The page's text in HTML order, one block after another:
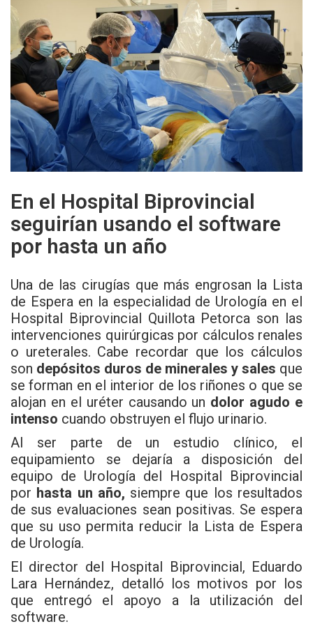
En el Hospital Biprovincial
seguirían usando el software
por hasta un año
Una de las cirugías que más engrosan la Lista
de Espera en la especialidad de Urología en el
Hospital Biprovincial Quillota Petorca son las
intervenciones quirúrgicas por cálculos renales
o ureterales. Cabe recordar que los cálculos
son depósitos duros de minerales y sales que
se forman en el interior de los riñones o que se
alojan en el uréter causando un dolor agudo e
intenso cuando obstruyen el flujo urinario.
Al ser parte de un estudio clínico, el
equipamiento se dejaría a disposición del
equipo de Urología del Hospital Biprovincial
por hasta un año, siempre que los resultados
de sus evaluaciones sean positivas. Se espera
que su uso permita reducir la Lista de Espera
de Urología.
El director del Hospital Biprovincial, Eduardo
Lara Hernández, detalló los motivos por los
que entregó el apoyo a la utilización del
software.